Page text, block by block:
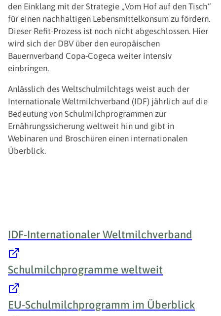
den Einklang mit der Strategie „Vom Hof auf den Tisch“
für einen nachhaltigen Lebensmittelkonsum zu fördern.
Dieser Refit-Prozess ist noch nicht abgeschlossen. Hier
wird sich der DBV über den europäischen
Bauernverband Copa-Cogeca weiter intensiv
einbringen.
Anlässlich des Weltschulmilchtags weist auch der
Internationale Weltmilchverband (IDF) jährlich auf die
Bedeutung von Schulmilchprogrammen zur
Ernährungssicherung weltweit hin und gibt in
Webinaren und Broschüren einen internationalen
Überblick.
IDF-Internationaler Weltmilchverband
Schulmilchprogramme weltweit
EU-Schulmilchprogramm im Überblick